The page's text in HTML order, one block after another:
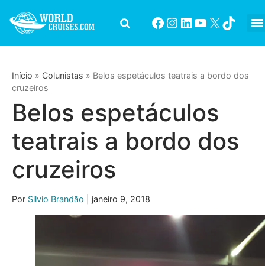
Início » Colunistas » Belos espetáculos teatrais a bordo dos
cruzeiros
Belos espetáculos
teatrais a bordo dos
cruzeiros
Por Silvio Brandão | janeiro 9, 2018